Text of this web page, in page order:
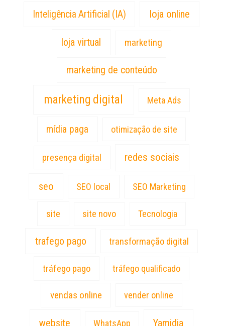
Inteligência Artificial (IA) loja online
loja virtual marketing
marketing de conteúdo
marketing digital Meta Ads
mídia paga otimização de site
presença digital redes sociais
seo SEO local SEO Marketing
site site novo Tecnologia
trafego pago transformação digital
tráfego pago tráfego qualificado
vendas online vender online
website WhatsApp Yamidia